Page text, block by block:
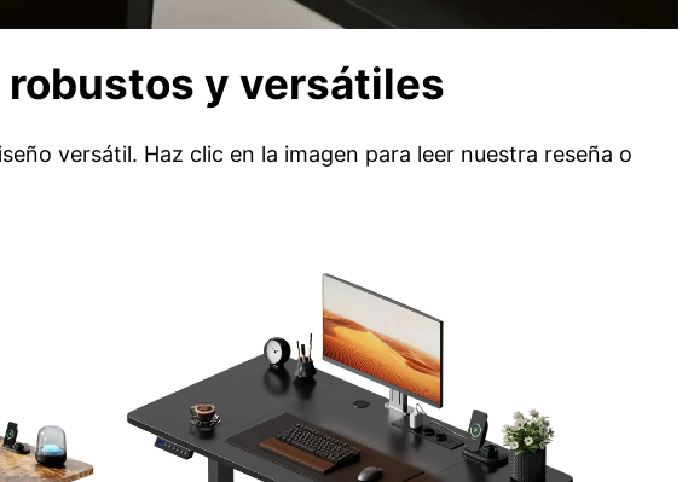
robustos y versátiles
versátil. Haz clic en la imagen para leer nuestra reseña o